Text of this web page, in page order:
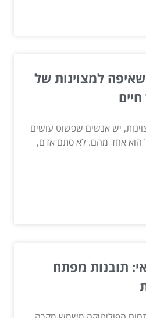
למצוינות של
יש אנשים שפשוט עושים
הוא אחד מהם. לא סתם אדם,
תובנות מפתח